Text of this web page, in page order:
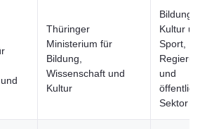
Thüringer
Ministerium für
Bildung,
Wissenschaft und
Kultur
Bildung,
Kultur
Sport,
und
Sektor